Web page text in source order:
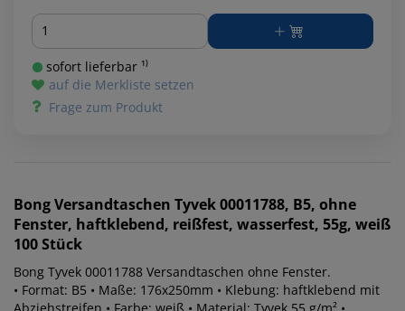
Menge
sofort lieferbar ¹⁾
auf die Merkliste setzen
Frage zum Produkt
BongVersandtaschen Tyvek 00011788, B5, ohne
Fenster, haftklebend, reißfest, wasserfest, 55g, weiß
100 Stück
Bong Tyvek 00011788 Versandtaschen ohne Fenster.
• Format: B5 • Maße: 176x250mm • Klebung: haftklebend mit
Abziehstreifen • Farbe: weiß • Material: Tyvek 55 g/m² •